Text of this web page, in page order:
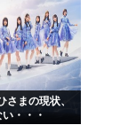
さまの現状、
・・・